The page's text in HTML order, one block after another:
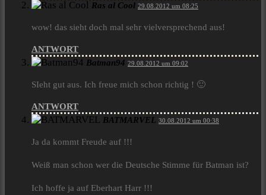
Ras al Cool 29.08.2012 um 08:25
wow! das sieht doch mal sehr vielversprechend aus!
ANTWORT
Batman94 29.08.2012 um 09:02
SIeht gut aus. Ich freue mich schon richtig ! 🙂
ANTWORT
BATMARVEL 30.08.2012 um 00:38
Ja da kommt Freude auf !!!
Weiß man schon wer die Deutsche Stimme für Batman ist?
Ich hoffe ja auf Eberhart Harr !!!